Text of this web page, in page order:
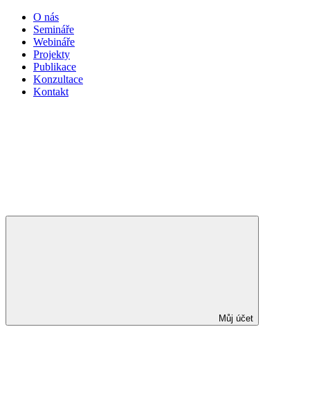
O nás
Semináře
Webináře
Projekty
Publikace
Konzultace
Kontakt
Můj účet